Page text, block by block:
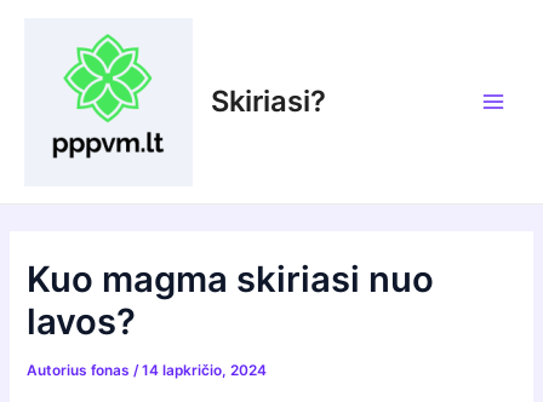
Skiriasi?
Kuo magma skiriasi nuo
lavos?
Autorius fonas/14 lapkričio, 2024